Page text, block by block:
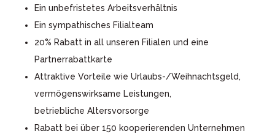
Ein unbefristetes Arbeitsverhältnis
Ein sympathisches Filialteam
20% Rabatt in all unseren Filialen und eine
Partnerrabattkarte
Attraktive Vorteile wie Urlaubs-/Weihnachtsgeld,
vermögenswirksame Leistungen,
betriebliche Altersvorsorge
Rabatt bei über 150 kooperierenden Unternehmen